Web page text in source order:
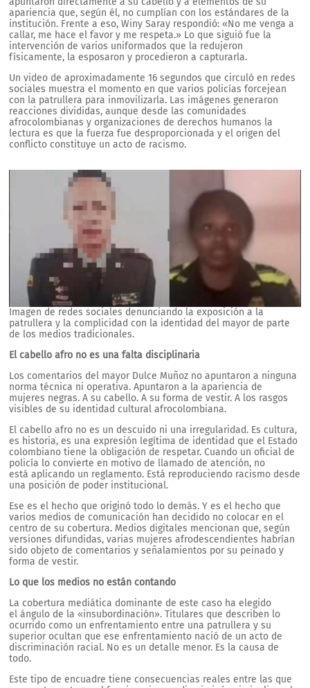
apariencia que, según él, no cumplían con los estándares de la
institución. Frente a eso, Winy Saray respondió: «No me venga a
callar, me hace el favor y me respeta.» Lo que siguió fue la
intervención de varios uniformados que la redujeron
físicamente, la esposaron y procedieron a capturarla.
Un video de aproximadamente 16 segundos que circuló en redes
sociales muestra el momento en que varios policías forcejean
con la patrullera para inmovilizarla. Las imágenes generaron
reacciones divididas, aunque desde las comunidades
afrocolombianas y organizaciones de derechos humanos la
lectura es que la fuerza fue desproporcionada y el origen del
conflicto constituye un acto de racismo.
Imagen de redes sociales denunciando la exposición a la
patrullera y la complicidad con la identidad del mayor de parte
de los medios tradicionales.
El cabello afro no es una falta disciplinaria
Los comentarios del mayor Dulce Muñoz no apuntaron a ninguna
norma técnica ni operativa. Apuntaron a la apariencia de
mujeres negras. A su cabello. A su forma de vestir. A los rasgos
visibles de su identidad cultural afrocolombiana.
El cabello afro no es un descuido ni una irregularidad. Es cultura,
es historia, es una expresión legítima de identidad que el Estado
colombiano tiene la obligación de respetar. Cuando un oficial de
policía lo convierte en motivo de llamado de atención, no
está aplicando un reglamento. Está reproduciendo racismo desde
una posición de poder institucional.
Ese es el hecho que originó todo lo demás. Y es el hecho que
varios medios de comunicación han decidido no colocar en el
centro de su cobertura. Medios digitales mencionan que, según
versiones difundidas, varias mujeres afrodescendientes habrían
sido objeto de comentarios y señalamientos por su peinado y
forma de vestir.
Lo que los medios no están contando
La cobertura mediática dominante de este caso ha elegido
el ángulo de la «insubordinación». Titulares que describen lo
ocurrido como un enfrentamiento entre una patrullera y su
superior ocultan que ese enfrentamiento nació de un acto de
discriminación racial. No es un detalle menor. Es la causa de
todo.
Este tipo de encuadre tiene consecuencias reales entre las que